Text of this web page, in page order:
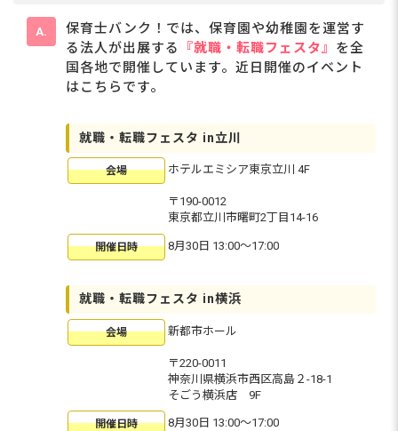
保育士バンク！では、保育園や幼稚園を運営す
る法人が出展する
『就職・転職フェスタ』 を全
国各地で開催しています。近日開催のイベント
はこちらです。
就職・転職フェスタ in立川
会場 ホテルエミシア東京立川 4F
〒190-0012
東京都立川市曙町2丁目14-16
開催日時 8月30日 13:00〜17:00
就職・転職フェスタ in横浜
会場 新都市ホール
〒220-0011
神奈川県横浜市西区高島２-18-1
そごう横浜店 9F
開催日時 8月30日 13:00〜17:00